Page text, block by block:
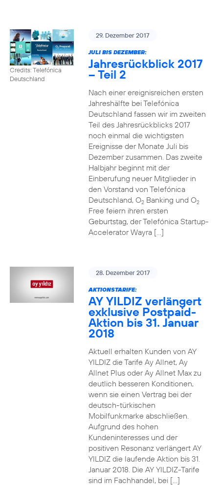
Credits: Telefónica
Deutschland
29. Dezember 2017
JULI BIS DEZEMBER:
Jahresrückblick 2017
– Teil 2
Nach einer ereignisreichen ersten
Jahreshälfte bei Telefónica
Deutschland fassen wir im zweiten
Teil des Jahresrückblicks 2017
noch einmal die wichtigsten
Ereignisse der Monate Juli bis
Dezember zusammen. Das zweite
Halbjahr beginnt mit der
Einberufung neuer Mitglieder in
den Vorstand von Telefónica
Deutschland, O2Banking und O2
Free feiern ihren ersten
Geburtstag, der Telefónica Startup-
Accelerator Wayra […]
28. Dezember 2017
AKTIONSTARIFE:
AY YILDIZ verlängert
exklusive Postpaid-
Aktion bis 31. Januar
2018
Aktuell erhalten Kunden von AY
YILDIZ die Tarife Ay Allnet, Ay
Allnet Plus oder Ay Allnet Max zu
deutlich besseren Konditionen,
wenn sie einen Vertrag bei der
deutsch-türkischen
Mobilfunkmarke abschließen.
Aufgrund des hohen
Kundeninteresses und der
positiven Resonanz verlängert AY
YILDIZ die laufende Aktion bis 31.
Januar 2018. Die AY YILDIZ-Tarife
sind im Fachhandel, bei […]